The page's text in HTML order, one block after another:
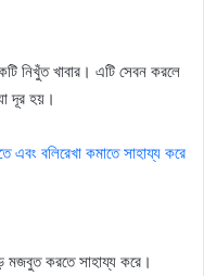
নিখুঁত খাবার। এটি সেবন করলে
দূর হয়।
বলিরেখা কমাতে সাহায্য করে
মজবুত করতে সাহায্য করে।